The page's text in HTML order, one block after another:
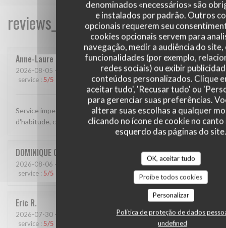
denominados «necessários» são
e instalados por padrão. Outros
opcionais requerem seu
cookies opcionais servem para
navegação, medir a audiência do
funcionalidades (por exemplo,
redes sociais) ou exibir
conteúdos personalizados. Clique
aceitar tudo', 'Recusar tudo' ou
para gerenciar suas preferências.
alterar suas escolhas a qualquer
clicando no ícone de cookie no
esquerdo das páginas do site.
OK, aceitar tudo
Proíbe todos cookies
Personalizar
Política de proteção de dados
undefined
Anne-Laure
2026-08-05 - 12:30 - guests 4
service : 5/5 5/5 menu:5/5 quality_price: 5/5
Service impeccable et chaleureux, plats délicieux...comme
d'habitude, cette adresse est une valeur sûre
DOMINIQUE C
2026-08-06 - 12:15 - guests 2
service : 5/5 quality_price:5/5
Eric R
2026-07-30 - 12:15 - guests 2
service : 5/5 quality_price:4/5